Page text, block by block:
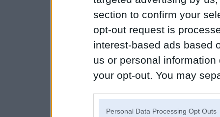
section to confirm your
opt-out request is
interest-based ads based
us or personal
your opt-out. You may
Personal Data Processing Opt Outs